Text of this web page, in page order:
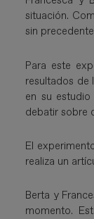
situación.
sin
Para este
resultados de
en su
debatir sobre
El
realiza un
Berta y
momento.